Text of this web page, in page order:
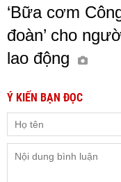
‘Bữa cơm
đoàn’ cho
lao động
Ý KIẾN BẠN ĐỌC